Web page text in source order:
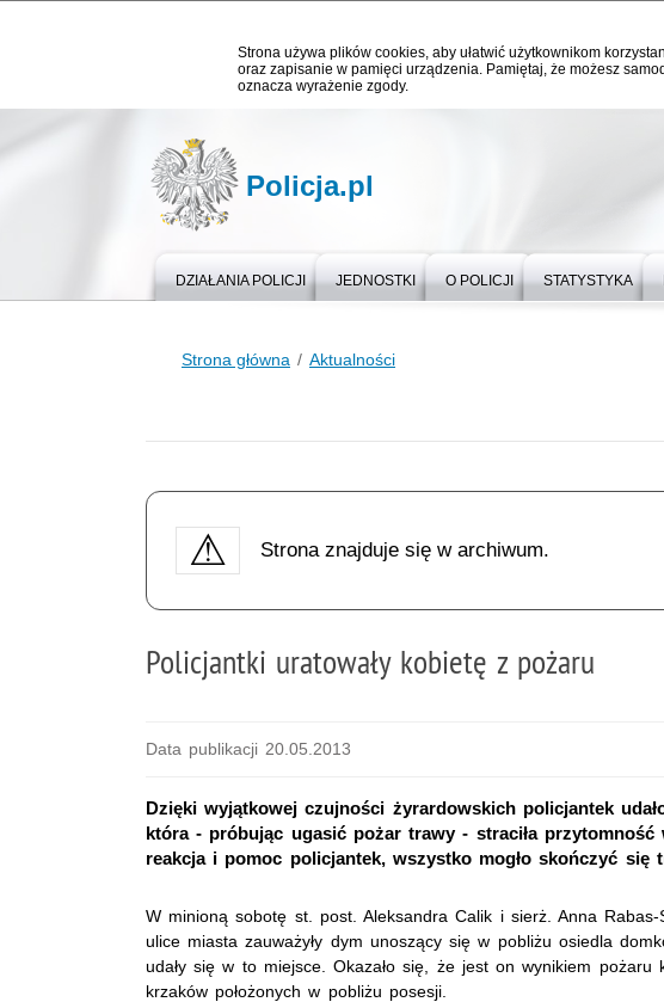
Strona używa plików cookies, aby ułatwić użytkownikom
oraz zapisanie w pamięci urządzenia. Pamiętaj, że możesz
oznacza wyrażenie zgody.
Policja.pl
DZIAŁANIA POLICJI JEDNOSTKI O POLICJI STATYSTYKA
Strona główna Aktualności
Strona znajduje się w archiwum.
Policjantki uratowały kobietę z pożaru
Data publikacji 20.05.2013
Dzięki wyjątkowej czujności żyrardowskich policjantek
która - próbując ugasić pożar trawy - straciła przytomność
reakcja i pomoc policjantek, wszystko mogło skończyć się
W minioną sobotę st. post. Aleksandra Calik i sierż. Anna
ulice miasta zauważyły dym unoszący się w pobliżu osiedla
udały się w to miejsce. Okazało się, że jest on wynikiem pożaru
krzaków położonych w pobliżu posesji.